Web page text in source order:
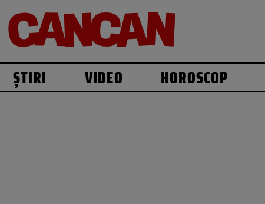
ȘTIRI VIDEO HOROSCOP